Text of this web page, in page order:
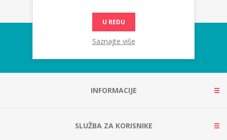
INFORMACIJE
SLUŽBA ZA KORISNIKE
U REDU
Saznajte više